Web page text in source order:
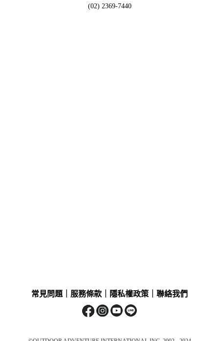
(02) 2369-7440
常見問題 服務條款 隱私權政策 聯絡我們